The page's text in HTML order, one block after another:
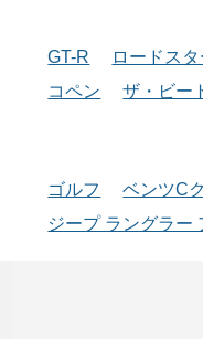
GT-R ロードスタ
コペン
ザ・ビー
ゴルフ ベンツC
ジープ ラングラー